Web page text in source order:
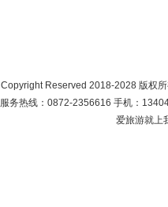
Copyright Reserved 2018-2028 版权
服务热线：0872-2356616 手机：
爱旅游就上